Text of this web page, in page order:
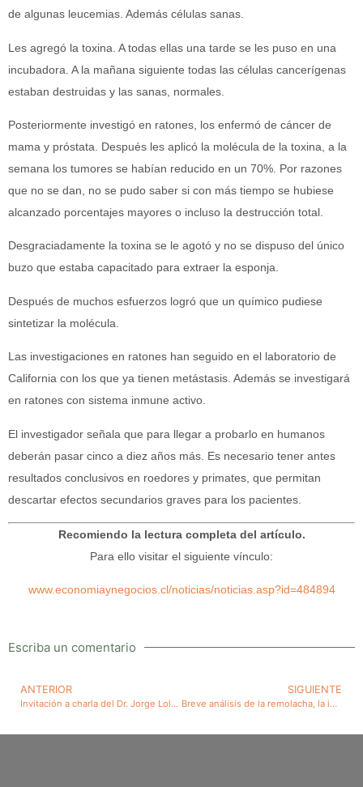
de algunas leucemias. Además células sanas.
Les agregó la toxina. A todas ellas una tarde se les puso en una
incubadora. A la mañana siguiente todas las células cancerígenas
estaban destruidas y las sanas, normales.
Posteriormente investigó en ratones, los enfermó de cáncer de
mama y próstata. Después les aplicó la molécula de la toxina, a la
semana los tumores se habían reducido en un 70%. Por razones
que no se dan, no se pudo saber si con más tiempo se hubiese
alcanzado porcentajes mayores o incluso la destrucción total.
Desgraciadamente la toxina se le agotó y no se dispuso del único
buzo que estaba capacitado para extraer la esponja.
Después de muchos esfuerzos logró que un químico pudiese
sintetizar la molécula.
Las investigaciones en ratones han seguido en el laboratorio de
California con los que ya tienen metástasis. Además se investigará
en ratones con sistema inmune activo.
El investigador señala que para llegar a probarlo en humanos
deberán pasar cinco a diez años más. Es necesario tener antes
resultados conclusivos en roedores y primates, que permitan
descartar efectos secundarios graves para los pacientes.
Recomiendo la lectura completa del artículo.
Para ello visitar el siguiente vínculo:
www.economiaynegocios.cl/noticias/noticias.asp?id=484894
Escriba un comentario
ANTERIOR
Invitación a charla del Dr. Jorge Lolas T, sobre Síndrome Premenstrual Severo
SIGUIENTE
Breve análisis de la remolacha, la industria azucarera y el caso del cierre de la planta IANSA de Linares